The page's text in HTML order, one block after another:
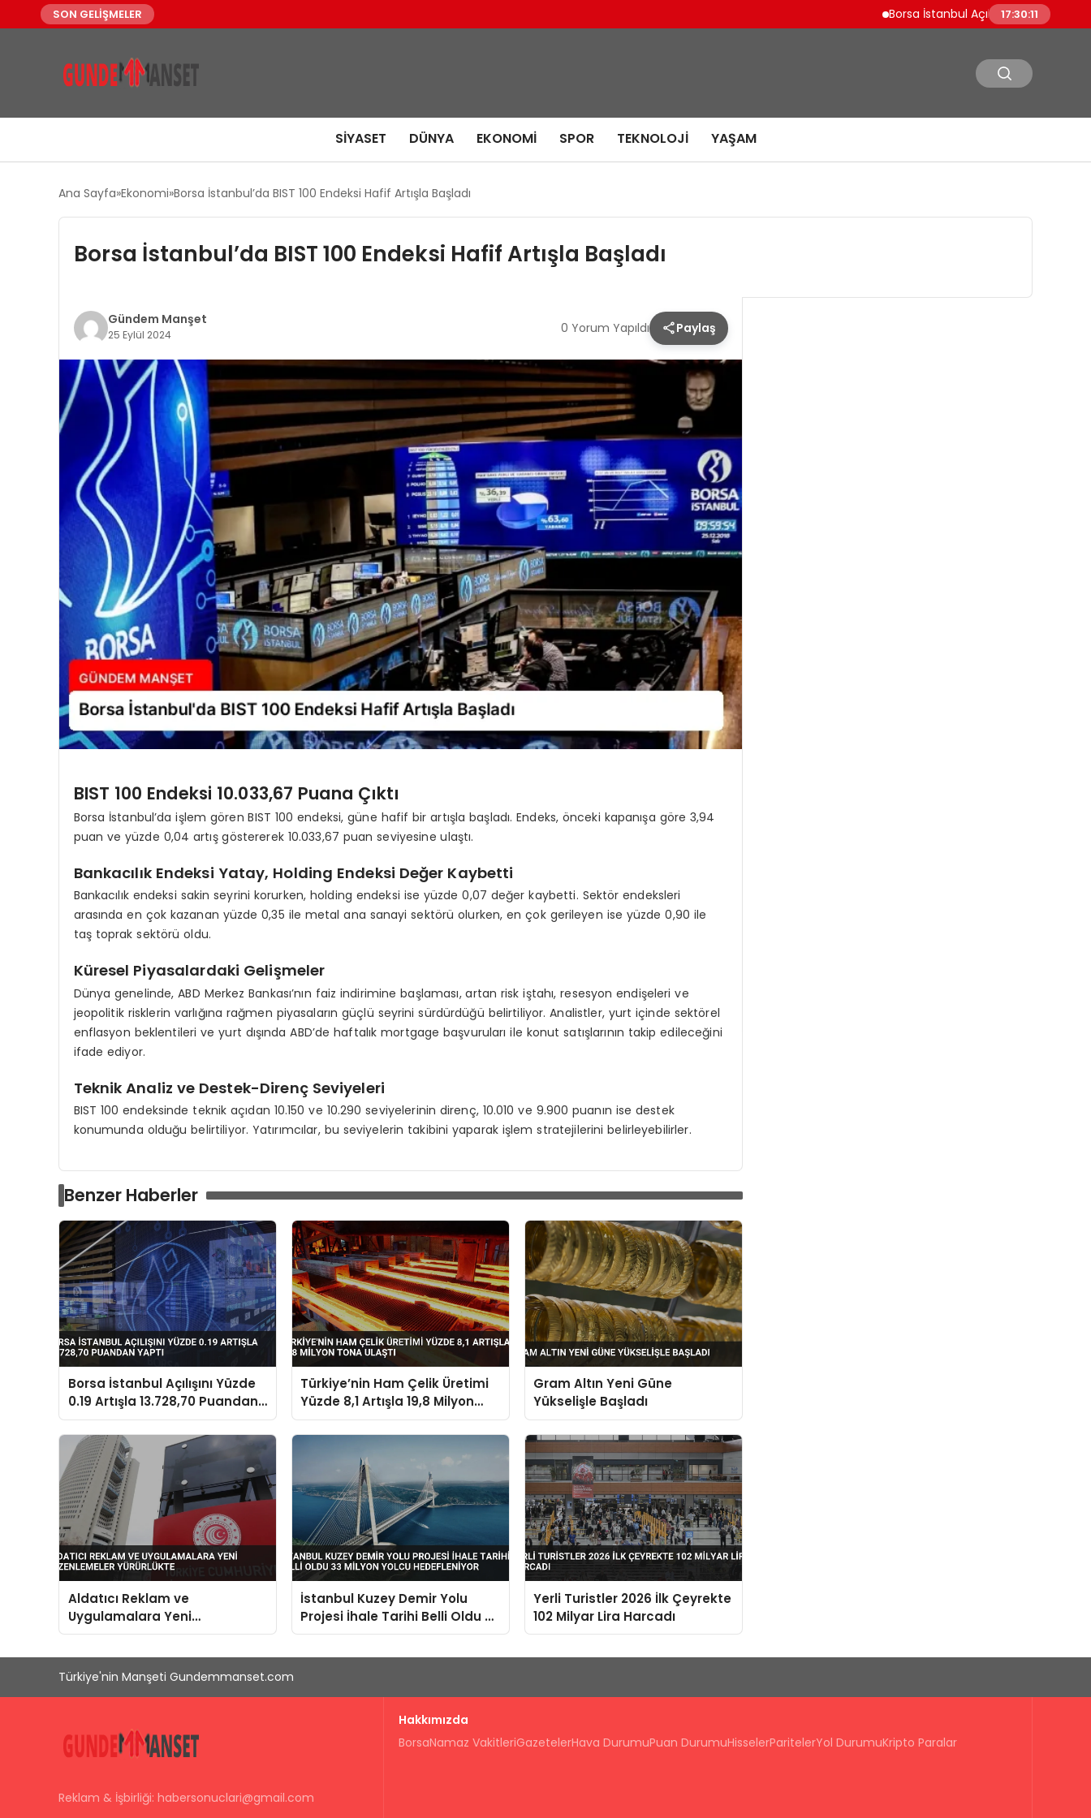
SON GELİŞMELER Borsa İstanbul Açılışını Yüzde 0.19
17:30:12
SIYASET DÜNYA EKONOMI SPOR TEKNOLOJI YAŞAM
Ana Sayfa Ekonomi Borsa İstanbul’da BIST 100 Endeksi Hafif Artışla Başladı
Borsa İstanbul’da BIST 100 Endeksi Hafif Artışla Başladı
Gündem Manşet
25 Eylül 2024 0 Yorum Yapıldı Paylaş
BIST 100 Endeksi 10.033,67 Puana Çıktı
Borsa İstanbul’da işlem gören BIST 100 endeksi, güne hafif bir artışla başladı. Endeks, önceki kapanışa göre 3,94
puan ve yüzde 0,04 artış göstererek 10.033,67 puan seviyesine ulaştı.
Bankacılık Endeksi Yatay, Holding Endeksi Değer Kaybetti
Bankacılık endeksi sakin seyrini korurken, holding endeksi ise yüzde 0,07 değer kaybetti. Sektör endeksleri
arasında en çok kazanan yüzde 0,35 ile metal ana sanayi sektörü olurken, en çok gerileyen ise yüzde 0,90 ile
taş toprak sektörü oldu.
Küresel Piyasalardaki Gelişmeler
Dünya genelinde, ABD Merkez Bankası’nın faiz indirimine başlaması, artan risk iştahı, resesyon endişeleri ve
jeopolitik risklerin varlığına rağmen piyasaların güçlü seyrini sürdürdüğü belirtiliyor. Analistler, yurt içinde sektörel
enflasyon beklentileri ve yurt dışında ABD’de haftalık mortgage başvuruları ile konut satışlarının takip edileceğini
ifade ediyor.
Teknik Analiz ve Destek-Direnç Seviyeleri
BIST 100 endeksinde teknik açıdan 10.150 ve 10.290 seviyelerinin direnç, 10.010 ve 9.900 puanın ise destek
konumunda olduğu belirtiliyor. Yatırımcılar, bu seviyelerin takibini yaparak işlem stratejilerini belirleyebilirler.
Benzer Haberler
Borsa İstanbul Açılışını Yüzde
0.19 Artışla 13.728,70 Puandan
Yaptı
Türkiye’nin Ham Çelik Üretimi
Yüzde 8,1 Artışla 19,8 Milyon
Tona Ulaştı
Gram Altın Yeni Güne
Yükselişle Başladı
Aldatıcı Reklam ve
Uygulamalara Yeni
Düzenlemeler Yürürlükte
İstanbul Kuzey Demir Yolu
Projesi İhale Tarihi Belli Oldu 33
Milyon Yolcu Hedefleniyor
Yerli Turistler 2026 İlk Çeyrekte
102 Milyar Lira Harcadı
Türkiye'nin Manşeti Gundemmanset.com
Reklam & İşbirliği: habersonuclari@gmail.com
Hakkımızda
BorsaNamaz VakitleriGazetelerHava DurumuPuan DurumuHisselerParitelerYol DurumuKripto Paralar